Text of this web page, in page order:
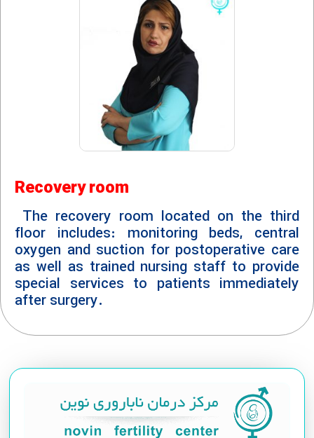
Recovery room
The recovery room located on the third
floor includes: monitoring beds, central
oxygen and suction for postoperative care
as well as trained nursing staff to provide
special services to patients immediately
after surgery.